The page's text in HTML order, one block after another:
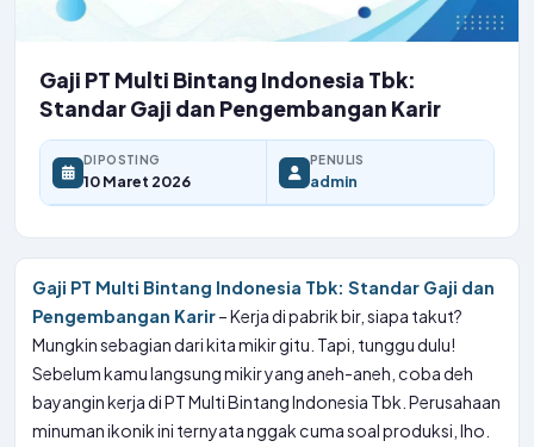
Gaji PT Multi Bintang Indonesia Tbk:
Standar Gaji dan Pengembangan Karir
DIPOSTING
10 Maret 2026
PENULIS
admin
Gaji PT Multi Bintang Indonesia Tbk: Standar Gaji dan
Pengembangan Karir– Kerja di pabrik bir, siapa takut?
Mungkin sebagian dari kita mikir gitu. Tapi, tunggu dulu!
Sebelum kamu langsung mikir yang aneh-aneh, coba deh
bayangin kerja di PT Multi Bintang Indonesia Tbk. Perusahaan
minuman ikonik ini ternyata nggak cuma soal produksi, lho.